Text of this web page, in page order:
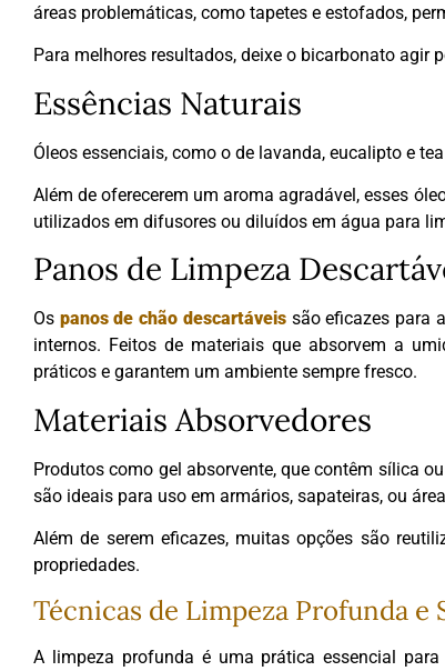
áreas problemáticas, como tapetes e estofados,
Para melhores resultados, deixe o bicarbonato agir
Essências Naturais
Óleos essenciais, como o de lavanda, eucalipto e
Além de oferecerem um aroma agradável, esses
utilizados em difusores ou diluídos em água para
Panos de Limpeza
Os panos de chão descartáveissão eficazes para
internos. Feitos de materiais que absorvem a
práticos e garantem um ambiente sempre fresco.
Materiais Absorvedores
Produtos como gel absorvente, que contêm sílica
são ideais para uso em armários, sapateiras, ou
Além de serem eficazes, muitas opções são
propriedades.
Técnicas de Limpeza Profunda e
A limpeza profunda é uma prática essencial